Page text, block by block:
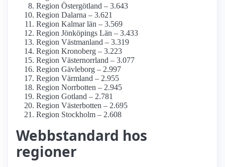
Region Östergötland – 3.643
Region Dalarna – 3.621
Region Kalmar län – 3.569
Region Jönköpings Län – 3.433
Region Västmanland – 3.319
Region Kronoberg – 3.223
Region Västernorrland – 3.077
Region Gävleborg – 2.997
Region Värmland – 2.955
Region Norrbotten – 2.945
Region Gotland – 2.781
Region Västerbotten – 2.695
Region Stockholm – 2.608
Webbstandard hos
regioner